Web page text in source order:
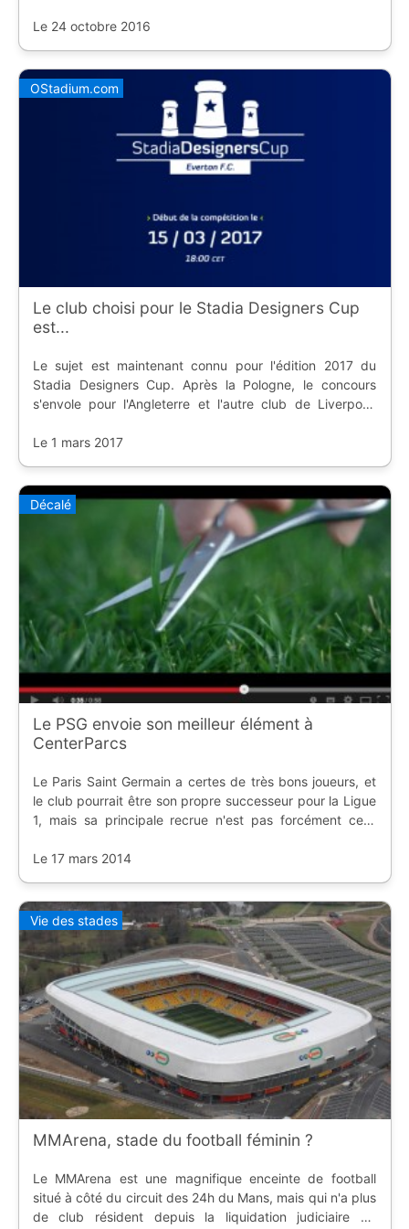
Le 24 octobre 2016
OStadium.com
Le club choisi pour le Stadia Designers Cup
est...
Le sujet est maintenant connu pour l'édition 2017 du
Stadia Designers Cup. Après la Pologne, le concours
s'envole pour l'Angleterre et l'autre club de Liverpool,
moyen de montrer vos talents.
Le 1 mars 2017
Décalé
Le PSG envoie son meilleur élément à
CenterParcs
Le Paris Saint Germain a certes de très bons joueurs, et
le club pourrait être son propre successeur pour la Ligue
1, mais sa principale recrue n'est pas forcément celle
Le 17 mars 2014
Vie des stades
MMArena, stade du football féminin ?
Le MMArena est une magnifique enceinte de football
situé à côté du circuit des 24h du Mans, mais qui n'a plus
de club résident depuis la liquidation judiciaire du